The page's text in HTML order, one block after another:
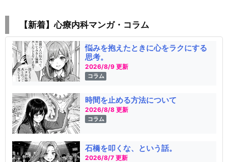
【新着】心療内科マンガ・コラム
悩みを抱えたときに心をラクにする
思考。
2026/8/9 更新
コラム
時間を止める方法について
2026/8/8 更新
コラム
石橋を叩くな、という話。
2026/8/7 更新